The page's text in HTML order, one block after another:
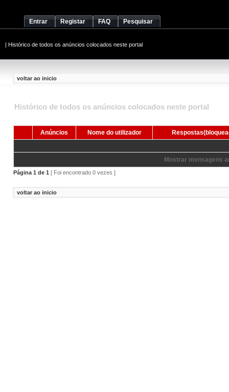
Entrar Registar FAQ Pesquisar
| Histórico de todos os anúncios colocados neste portal
voltar ao inicio
Histórico de todos os anúncios colocados neste portal
Anúncios Nome do utilizador
Mostrar mensagens
Página 1 de 1 [ Foi encontrado 0 vezes ]
voltar ao inicio